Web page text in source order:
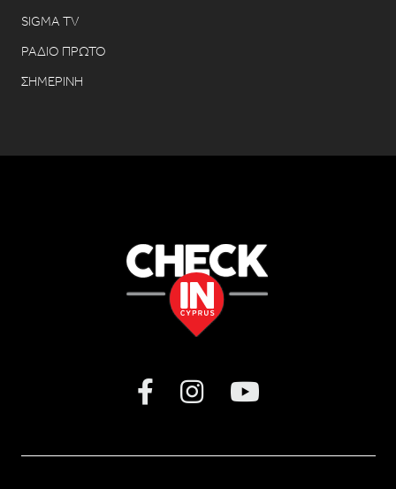
SIGMA TV
ΡΑΔΙΟ ΠΡΩΤΟ
ΣΗΜΕΡΙΝΗ